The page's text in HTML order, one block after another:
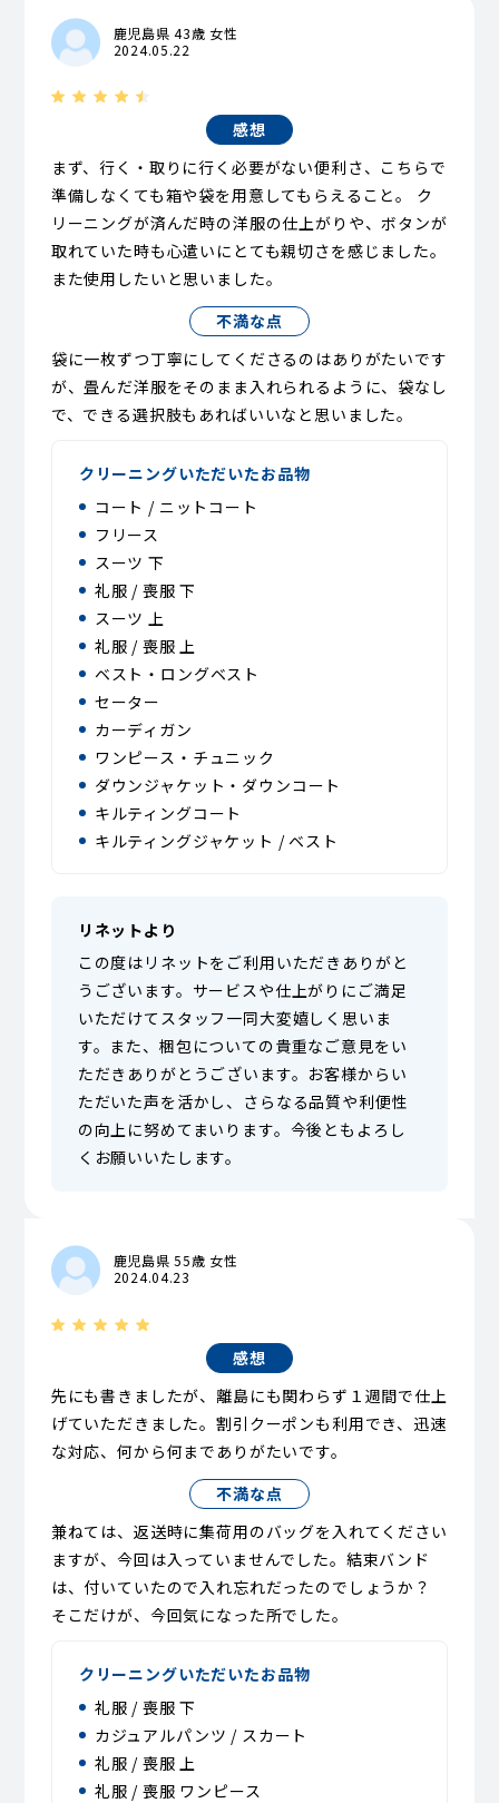
鹿児島県 43歳 女性
2024.05.22
感想
まず、行く・取りに行く必要がない便利さ、こちらで
準備しなくても箱や袋を用意してもらえること。 ク
リーニングが済んだ時の洋服の仕上がりや、ボタンが
取れていた時も心遣いにとても親切さを感じました。
また使用したいと思いました。
不満な点
袋に一枚ずつ丁寧にしてくださるのはありがたいです
が、畳んだ洋服をそのまま入れられるように、袋なし
で、できる選択肢もあればいいなと思いました。
クリーニングいただいたお品物
コート / ニットコート
フリース
スーツ 下
礼服 / 喪服 下
スーツ 上
礼服 / 喪服 上
ベスト・ロングベスト
セーター
カーディガン
ワンピース・チュニック
ダウンジャケット・ダウンコート
キルティングコート
キルティングジャケット / ベスト
リネットより
この度はリネットをご利用いただきありがと
うございます。サービスや仕上がりにご満足
いただけてスタッフ一同大変嬉しく思いま
す。また、梱包についての貴重なご意見をい
ただきありがとうございます。お客様からい
ただいた声を活かし、さらなる品質や利便性
の向上に努めてまいります。今後ともよろし
くお願いいたします。
鹿児島県 55歳 女性
2024.04.23
感想
先にも書きましたが、離島にも関わらず１週間で仕上
げていただきました。割引クーポンも利用でき、迅速
な対応、何から何までありがたいです。
不満な点
兼ねては、返送時に集荷用のバッグを入れてください
ますが、今回は入っていませんでした。結束バンド
は、付いていたので入れ忘れだったのでしょうか？
そこだけが、今回気になった所でした。
クリーニングいただいたお品物
礼服 / 喪服 下
カジュアルパンツ / スカート
礼服 / 喪服 上
礼服 / 喪服 ワンピース